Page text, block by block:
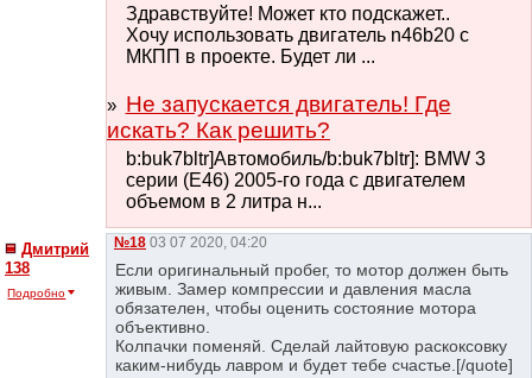
Здравствуйте! Может кто подскажет..
Хочу использовать двигатель n46b20 с
МКПП в проекте. Будет ли ...
Не запускается двигатель! Где
искать? Как решить?
b:buk7bltr]Автомобиль/b:buk7bltr]: BMW 3
серии (E46) 2005-го года с двигателем
объемом в 2 литра н...
Дмитрий
138
Подробно
№18 03 07 2020, 04:20
Если оригинальный пробег, то мотор должен быть
живым. Замер компрессии и давления масла
обязателен, чтобы оценить состояние мотора
объективно.
Колпачки поменяй. Сделай лайтовую раскоксовку
каким-нибудь лавром и будет тебе счастье.[/quote]